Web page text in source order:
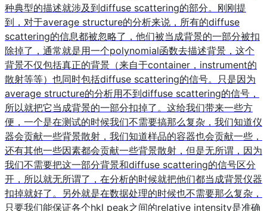
种典型的描述就涉及到diffuse scattering的部分。刚刚提
到，对于average structure的分析来说，所有的diffuse
scattering的信息都被忽略了，他们被当成背景的一部分被扣
除掉了，通常就是用一个polynomial函数去描述背景，这个
背景不仅包括真正的背景（来自于container，instrument的
散射等等）也同时包括diffuse scattering的信号。只是因为
average structure的分析用不到diffuse scattering的信号，
所以就把它当成背景的一部分扣掉了。这给我们带来一些方
便，一个是在测试的时候我们不需要搞那么复杂，我们知道仪
器会贡献一些背景散射，我们知道样品的容器也会贡献一些，
还有其他一些因素都会贡献一些背景散射，但是无所谓，因为
我们不需要把这一部分背景和diffuse scattering的信号区分
开，所以就无所谓了，在分析的时候就把他们都当成背景仪器
扣掉就好了。另外就是在数据处理的时候也不需要那么复杂，
只要我们能保证各个hkl peak之间的relative intensity是准确